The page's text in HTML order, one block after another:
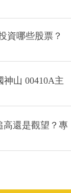
資哪些股票？
山 00410A主
高還是觀望？專